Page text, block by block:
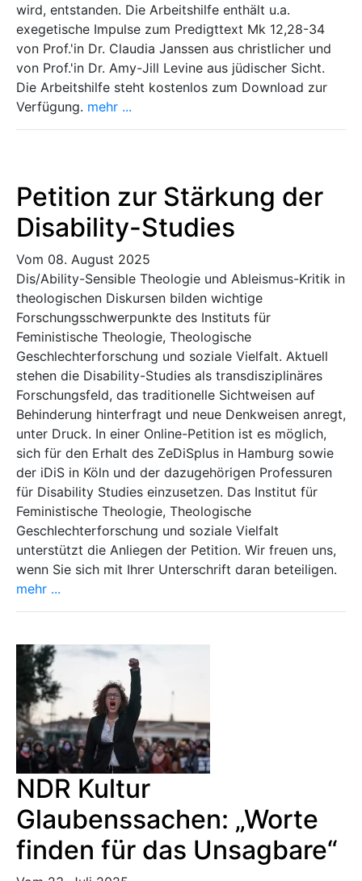
wird, entstanden. Die Arbeitshilfe enthält u.a.
exegetische Impulse zum Predigttext Mk 12,28-34
von Prof.'in Dr. Claudia Janssen aus christlicher und
von Prof.'in Dr. Amy-Jill Levine aus jüdischer Sicht.
Die Arbeitshilfe steht kostenlos zum Download zur
Verfügung. mehr ...
Petition zur Stärkung der
Disability-Studies
Vom 08. August 2025
Dis/Ability-Sensible Theologie und Ableismus-Kritik in
theologischen Diskursen bilden wichtige
Forschungsschwerpunkte des Instituts für
Feministische Theologie, Theologische
Geschlechterforschung und soziale Vielfalt. Aktuell
stehen die Disability-Studies als transdisziplinäres
Forschungsfeld, das traditionelle Sichtweisen auf
Behinderung hinterfragt und neue Denkweisen anregt,
unter Druck. In einer Online-Petition ist es möglich,
sich für den Erhalt des ZeDiSplus in Hamburg sowie
der iDiS in Köln und der dazugehörigen Professuren
für Disability Studies einzusetzen. Das Institut für
Feministische Theologie, Theologische
Geschlechterforschung und soziale Vielfalt
unterstützt die Anliegen der Petition. Wir freuen uns,
wenn Sie sich mit Ihrer Unterschrift daran beteiligen.
mehr ...
NDR Kultur
Glaubenssachen: „Worte
finden für das Unsagbare“